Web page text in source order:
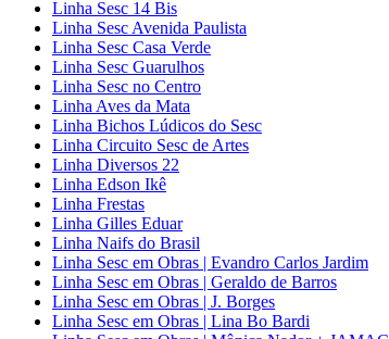
Linha Sesc 14 Bis
Linha Sesc Avenida Paulista
Linha Sesc Casa Verde
Linha Sesc Guarulhos
Linha Sesc no Centro
Linha Aves da Mata
Linha Bichos Lúdicos do Sesc
Linha Circuito Sesc de Artes
Linha Diversos 22
Linha Edson Ikê
Linha Frestas
Linha Gilles Eduar
Linha Naifs do Brasil
Linha Sesc em Obras | Evandro Carlos Jardim
Linha Sesc em Obras | Geraldo de Barros
Linha Sesc em Obras | J. Borges
Linha Sesc em Obras | Lina Bo Bardi